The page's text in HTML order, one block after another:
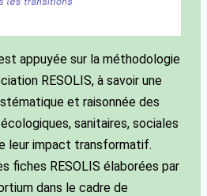
appuyée sur la méthodologie
RESOLIS, à savoir une
et raisonnée des
sanitaires, sociales
leur impact transformatif.
fiches RESOLIS élaborées par
dans le cadre de